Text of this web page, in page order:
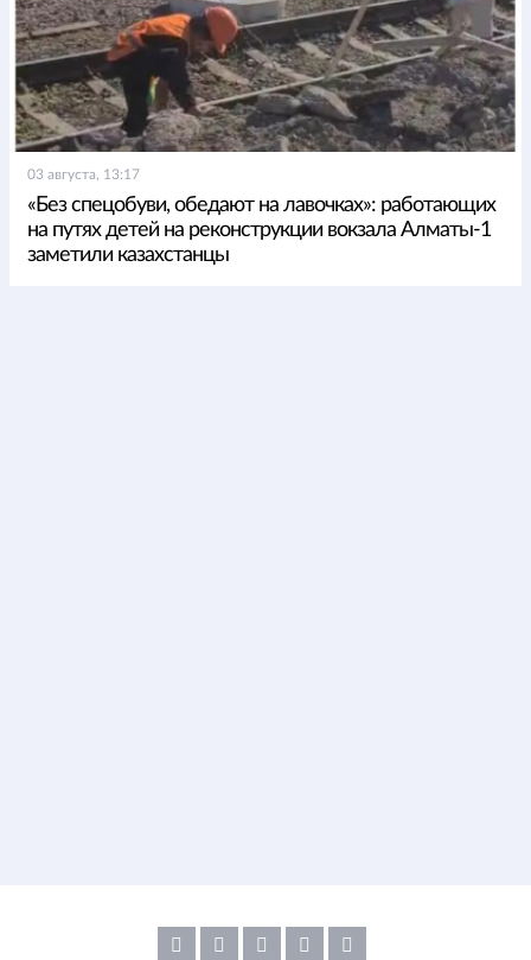
03 августа, 13:17
«Без спецобуви, обедают на лавочках»: работающих
на путях детей на реконструкции вокзала Алматы-1
заметили казахстанцы